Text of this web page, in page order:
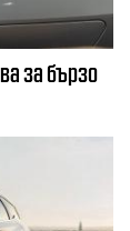
за бързо